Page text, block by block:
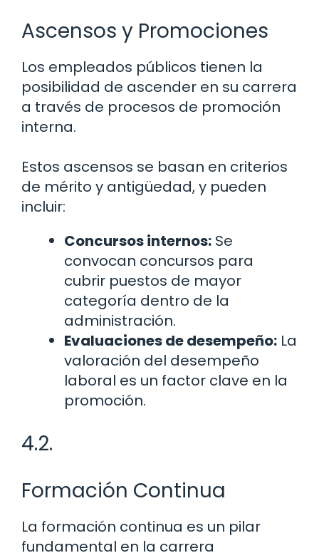
Ascensos y Promociones
Los empleados públicos tienen la
posibilidad de ascender en su carrera
a través de procesos de promoción
interna.
Estos ascensos se basan en criterios
de mérito y antigüedad, y pueden
incluir:
Concursos internos: Se
convocan concursos para
cubrir puestos de mayor
categoría dentro de la
administración.
Evaluaciones de desempeño: La
valoración del desempeño
laboral es un factor clave en la
promoción.
4.2.
Formación Continua
La formación continua es un pilar
fundamental en la carrera